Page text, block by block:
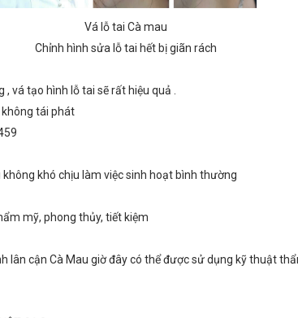
Vá lỗ tai Cà mau
Chỉnh hình sửa lỗ tai hết bị giãn rách
, vá tạo hình lỗ tai sẽ rất hiệu quả .
không tái phát
khó chịu làm việc sinh hoạt bình thường
mỹ, phong thủy, tiết kiệm
lân cận Cà Mau giờ đây có thể được sử dụng kỹ thuật